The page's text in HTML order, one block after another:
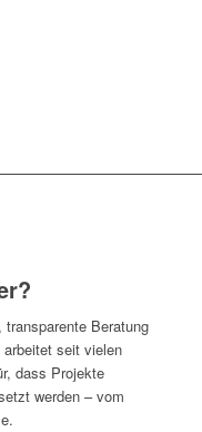
Beratung
seit vielen
dass Projekte
werden – vom